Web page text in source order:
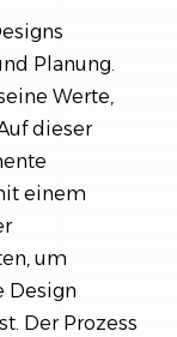
Planung.
Werte,
dieser
einem
um
Design
Der Prozess